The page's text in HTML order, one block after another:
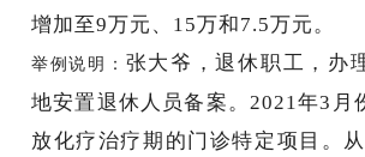
增加至9万元、15万和7.5万元。
举例说明： 张大爷，退休职工，办
地安置退休人员备案。 2021年3月
放化疗治疗期的门诊特定项目。